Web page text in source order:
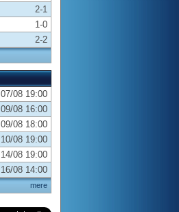
2-1
1-0
2-2
mere
07/08 19:00
09/08 16:00
09/08 18:00
10/08 19:00
14/08 19:00
16/08 14:00